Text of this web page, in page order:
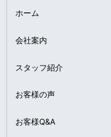
ホーム
会社案内
スタッフ紹介
お客様の声
お客様Q&A